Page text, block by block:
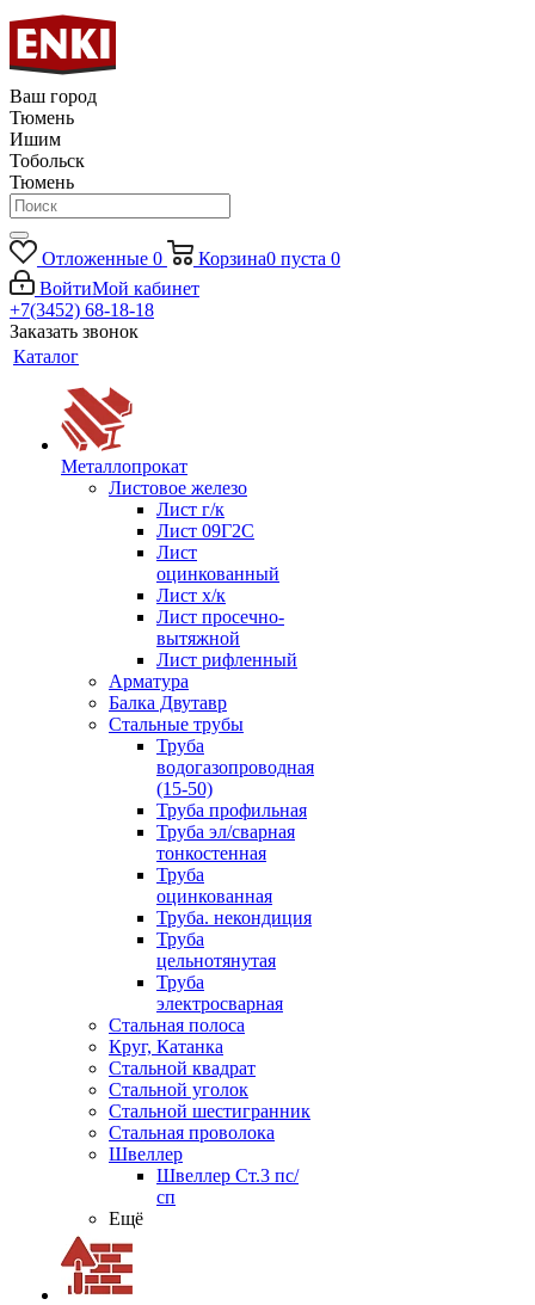
Ваш город
Тюмень
Ишим
Тобольск
Тюмень
Отложенные 0 Корзина0 пуста 0
ВойтиМой кабинет
+7(3452) 68-18-18
Заказать звонок
Каталог
Металлопрокат
Листовое железо
Лист г/к
Лист 09Г2С
Лист
оцинкованный
Лист х/к
Лист просечно-
вытяжной
Лист рифленный
Арматура
Балка Двутавр
Стальные трубы
Труба
водогазопроводная
(15-50)
Труба профильная
Труба эл/сварная
тонкостенная
Труба
оцинкованная
Труба. некондиция
Труба
цельнотянутая
Труба
электросварная
Стальная полоса
Круг, Катанка
Стальной квадрат
Стальной уголок
Стальной шестигранник
Стальная проволока
Швеллер
Швеллер Ст.3 пс/
сп
Ещё